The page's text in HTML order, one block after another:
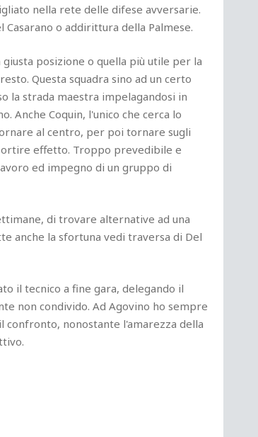
nella rete delle difese avversarie.
o addirittura della Palmese.
posizione o quella più utile per la
Questa squadra sino ad un certo
la strada maestra impelagandosi in
Anche Coquin, l'unico che cerca lo
al centro, per poi tornare sugli
effetto. Troppo prevedibile e
ed impegno di un gruppo di
di trovare alternative ad una
anche la sfortuna vedi traversa di Del
il tecnico a fine gara, delegando il
non condivido. Ad Agovino ho sempre
confronto, nonostante l'amarezza della